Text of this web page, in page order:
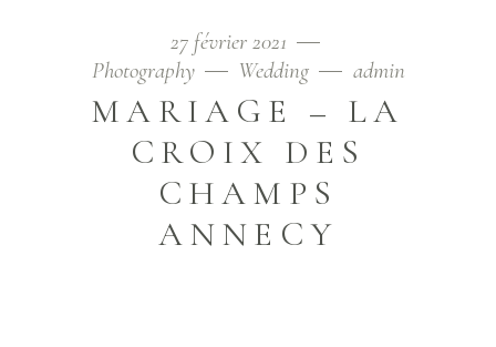
27 février 2021
Photography
Wedding admin
MARIAGE – LA
CROIX DES
CHAMPS
ANNECY